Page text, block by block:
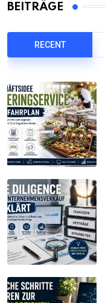
BEITRÄGE
RECENT